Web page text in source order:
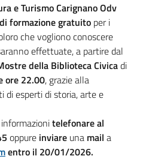
e Turismo Carignano Odv
formazione gratuito per i
che vogliono conoscere
effettuate, a partire dal
della Biblioteca Civicadi
ore 22.00, grazie alla
di esperti di storia, arte e
telefonare al
oppure inviare una mail a
entro il 20/01/2026.